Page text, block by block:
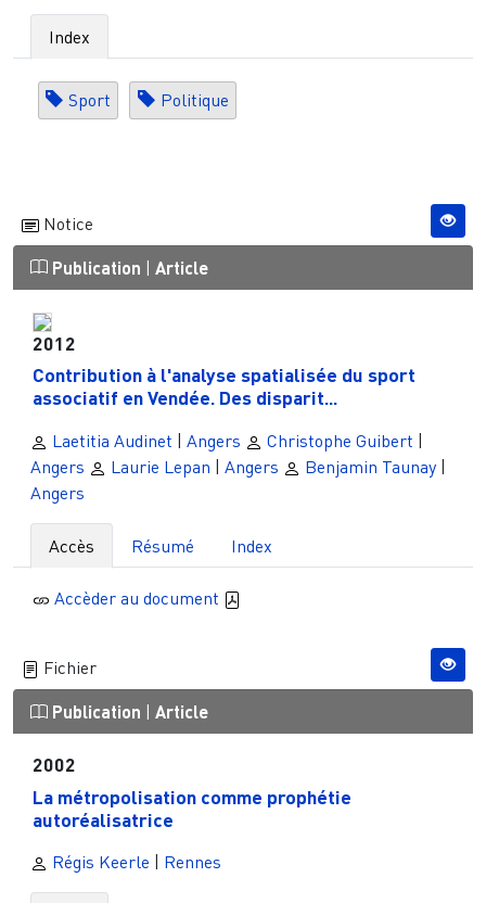
Index
Sport Politique
Notice
Publication | Article
2012
Contribution à l'analyse spatialisée du sport
associatif en Vendée. Des disparit...
Laetitia Audinet Angers Christophe Guibert
Angers
Laurie Lepan Angers Benjamin Taunay
Angers
Accès Résumé Index
Accèder au document
Fichier
Publication Article
2002
La métropolisation comme prophétie
autoréalisatrice
Régis Keerle Rennes